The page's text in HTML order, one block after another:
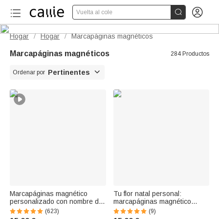
Vuelta al cole  
Hogar / Hogar / Marcapáginas magnéticos
Marcapáginas magnéticos 284 Productos
Ordenar por Pertinentes 
Marcapáginas magnético
personalizado con nombre del
personaje de dibujos
animados regalo para
(623)
Tu flor natal personal:
marcapáginas magnético
personalizado con tu nombre,
accesorio de lectura, regalo
(9)